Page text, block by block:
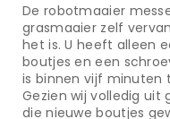
De robotmaaier
grasmaaier zelf
het is. U heeft alleen
boutjes en een
is binnen vijf minuten
Gezien wij volledig uit
die nieuwe boutjes